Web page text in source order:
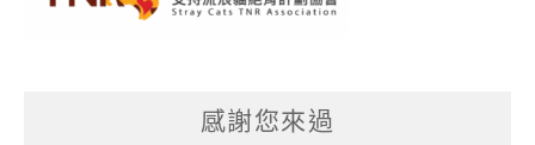
感謝您來過